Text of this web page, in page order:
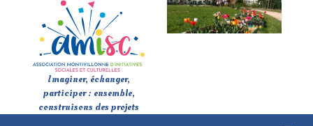
Imaginer, échanger,
participer : ensemble,
construisons des projets